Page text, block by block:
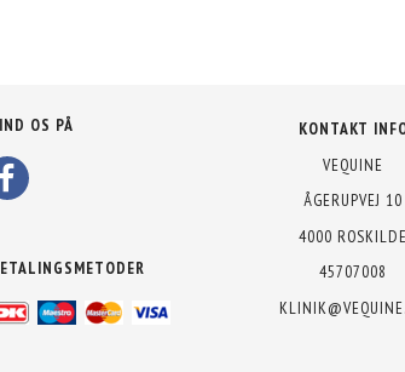
OS PÅ
KONTAKT
VEQUINE
ÅGERUPVEJ 10
4000 ROSKILDE
45707008